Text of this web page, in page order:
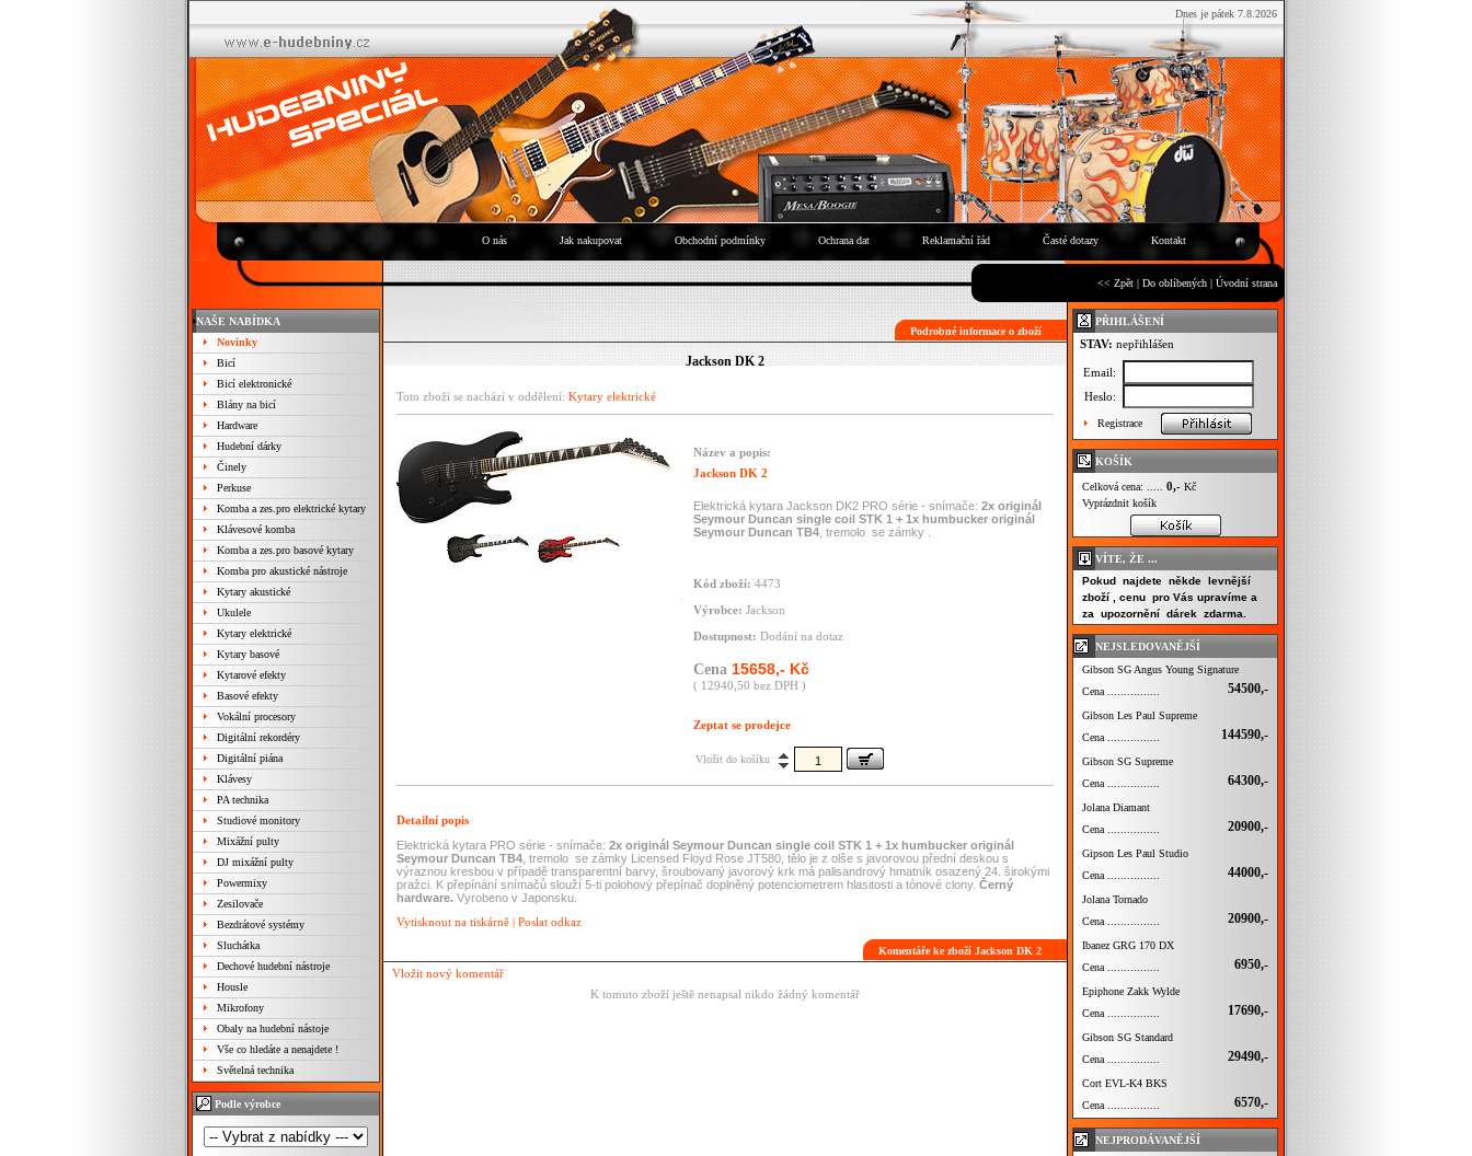
Dnes je pátek 7.8.2026
O nás Jak nakupovat Obchodní podmínky Ochrana dat Reklamační řád Časté dotazy Kontakt
<< Zpět | Do oblíbených | Úvodní strana
NAŠE NABÍDKA
Novinky
Bicí
Bicí elektronické
Blány na bicí
Hardware
Hudební dárky
Činely
Perkuse
Komba a zes.pro elektrické kytary
Klávesové komba
Komba a zes.pro basové kytary
Komba pro akustické nástroje
Kytary akustické
Ukulele
Kytary elektrické
Kytary basové
Kytarové efekty
Basové efekty
Vokální procesory
Digitální rekordéry
Digitální piána
Klávesy
PA technika
Studiové monitory
Mixážní pulty
DJ mixážní pulty
Powermixy
Zesilovače
Bezdrátové systémy
Sluchátka
Dechové hudební nástroje
Housle
Mikrofony
Obaly na hudební nástoje
Vše co hledáte a nenajdete !
Světelná technika
Podle výrobce
Podrobné informace o zboží
Jackson DK 2
Toto zboží se nachází v oddělení: Kytary elektrické
Název a popis:
Jackson DK 2
Elektrická kytara Jackson DK2 PRO série - snímače: 2x originál
Seymour Duncan single coil STK 1 + 1x humbucker originál
Seymour Duncan TB4 , tremolo se zámky .
Kód zboží: 4473
Výrobce: Jackson
Dostupnost: Dodání na dotaz
Cena 15658,- Kč
( 12940,50 bez DPH )
Zeptat se prodejce
Vložit do košíku
Detailní popis
Elektrická kytara PRO série - snímače: 2x originál Seymour Duncan single coil STK 1 + 1x humbucker originál
Seymour Duncan TB4 , tremolo se zámky Licensed Floyd Rose JT580, tělo je z olše s javorovou přední deskou s
výraznou kresbou v případě transparentní barvy, šroubovaný javorový krk má palisandrový hmatník osazený 24. širokými
pražci. K přepínání snímačů slouží 5-ti polohový přepínač doplněný potenciometrem hlasitosti a tónové clony. Černý
hardware. Vyrobeno v Japonsku.
Vytisknout na tiskárně | Poslat odkaz
Komentáře ke zboží Jackson DK 2
Vložit nový komentář
K tomuto zboží ještě nenapsal nikdo žádný komentář
PŘIHLÁŠENÍ
STAV: nepřihlášen
Email:
Heslo:
Registrace
KOŠÍK
Celková cena: ..... 0,- Kč
Vyprázdnit košík
VÍTE, ŽE ...
Pokud najdete někde levnější
zboží , cenu pro Vás upravíme a
za upozornění dárek zdarma.
NEJSLEDOVANĚJŠÍ
Gibson SG Angus Young Signature
Cena ................
54500,-
Gibson Les Paul Supreme
Cena ................
144590,-
Gibson SG Supreme
Cena ................
64300,-
Jolana Diamant
Cena ................
20900,-
Gipson Les Paul Studio
Cena ................
44000,-
Jolana Tornado
Cena ................
20900,-
Ibanez GRG 170 DX
Cena ................
6950,-
Epiphone Zakk Wylde
Cena ................
17690,-
Gibson SG Standard
Cena ................
29490,-
Cort EVL-K4 BKS
Cena ................
6570,-
NEJPRODÁVANĚJŠÍ